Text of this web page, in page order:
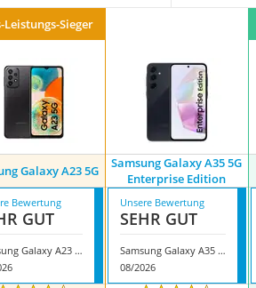
Leistungs-Sieger
Galaxy A23 5G
Samsung Galaxy A35 5G
Enterprise Edition
Bewertung
GUT
Samsung Galaxy A23 5G
Unsere Bewertung
SEHR GUT
Samsung Galaxy A35 5G Enterprise Edition
08/2026